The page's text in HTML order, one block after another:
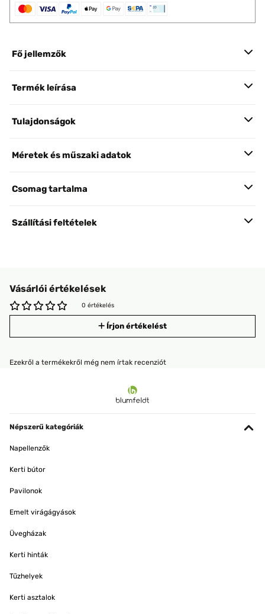
Fő jellemzők
Termék leírása
Tulajdonságok
Méretek és műszaki adatok
Csomag tartalma
Szállítási feltételek
Vásárlói értékelések
0 értékelés
Írjon értékelést
Ezekről a termékekről még nem írtak recenziót
Népszerű kategóriák
Napellenzők
Kerti bútor
Pavilonok
Emelt virágágyások
Üvegházak
Kerti hinták
Tűzhelyek
Kerti asztalok